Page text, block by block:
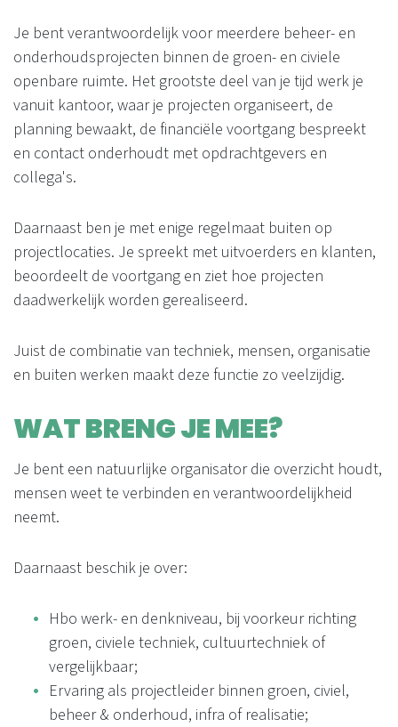
Je bent verantwoordelijk voor meerdere beheer- en
onderhoudsprojecten binnen de groen- en civiele
openbare ruimte. Het grootste deel van je tijd werk je
vanuit kantoor, waar je projecten organiseert, de
planning bewaakt, de financiële voortgang bespreekt
en contact onderhoudt met opdrachtgevers en
collega's.
Daarnaast ben je met enige regelmaat buiten op
projectlocaties. Je spreekt met uitvoerders en klanten,
beoordeelt de voortgang en ziet hoe projecten
daadwerkelijk worden gerealiseerd.
Juist de combinatie van techniek, mensen, organisatie
en buiten werken maakt deze functie zo veelzijdig.
WAT BRENG JE MEE?
Je bent een natuurlijke organisator die overzicht houdt,
mensen weet te verbinden en verantwoordelijkheid
neemt.
Daarnaast beschik je over:
Hbo werk- en denkniveau, bij voorkeur richting
groen, civiele techniek, cultuurtechniek of
vergelijkbaar;
Ervaring als projectleider binnen groen, civiel,
beheer & onderhoud, infra of realisatie;